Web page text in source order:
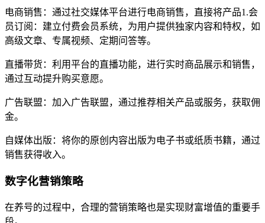
电商销售：通过社交媒体平台进行电商销售，直接将产品1.会
员订阅：建立付费会员系统，为用户提供独家内容和特权，如
高级文章、专属视频、定期问答等。
直播带货：利用平台的直播功能，进行实时商品展示和销售，
通过互动提升购买意愿。
广告联盟：加入广告联盟，通过推荐相关产品或服务，获取佣
金。
自媒体出版：将你的原创内容出版为电子书或纸质书籍，通过
销售获得收入。
数字化营销策略
在养号的过程中，合理的营销策略也是实现财富增值的重要手